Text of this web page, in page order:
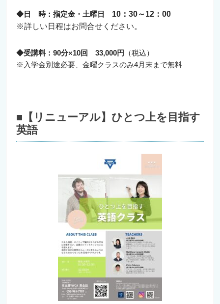
◆日 時：指定金・土曜日 10：30～12：00
※詳しい日程はお問合せください。
◆受講料：90分×10回 33,000円
（税込）
※入学金別途必要、金曜クラスのみ4月末まで無料
■【リニューアル】ひとつ上を目指す
英語